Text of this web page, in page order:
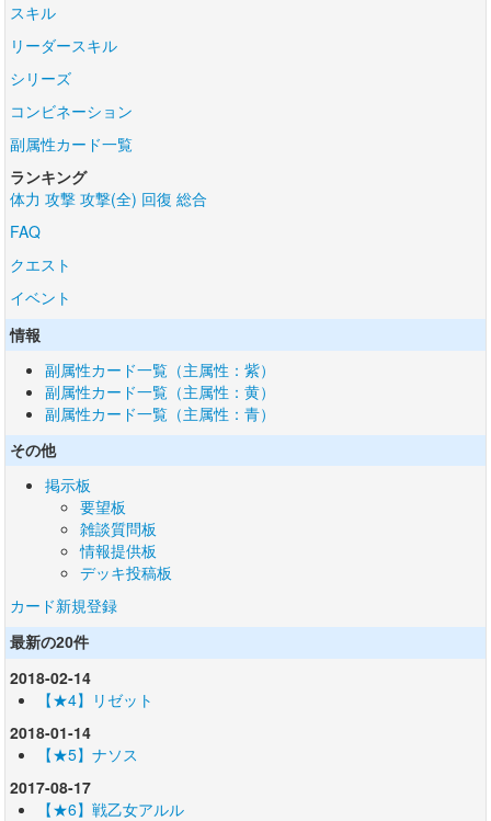
スキル
リーダースキル
シリーズ
コンビネーション
副属性カード一覧
ランキング
体力 攻撃 攻撃(全) 回復 総合
FAQ
クエスト
イベント
情報
副属性カード一覧（主属性：紫）
副属性カード一覧（主属性：黄）
副属性カード一覧（主属性：青）
その他
掲示板
要望板
雑談質問板
情報提供板
デッキ投稿板
カード新規登録
最新の20件
2018-02-14
【★4】リゼット
2018-01-14
【★5】ナソス
2017-08-17
【★6】戦乙女アルル